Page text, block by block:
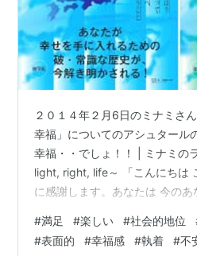
２０１４年２月6日のミナミさ
幸福」についてのアシュタール
幸福・・でしょ！！ | ミナミの
light, right, life～ 「こんにちは
に感謝します。あなたは 今のあ
ぞ このままの生活が何も変わら
に・・って願いますか？もし そ
#満足 #楽しい #社会的地位
#表面的 #幸福感 #執着 #不